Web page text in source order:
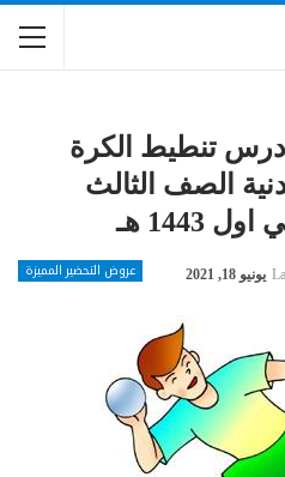
تنطيط الكرة
الصف الثالث
هـ
عروض التحضير المميزة يونيو 18, 2021